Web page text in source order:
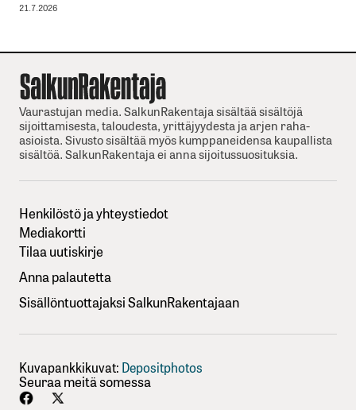
21.7.2026
Vaurastujan media. SalkunRakentaja sisältää sisältöjä
sijoittamisesta, taloudesta, yrittäjyydesta ja arjen raha-
asioista. Sivusto sisältää myös kumppaneidensa kaupallista
sisältöä. SalkunRakentaja ei anna sijoitussuosituksia.
Henkilöstö ja yhteystiedot
Mediakortti
Tilaa uutiskirje
Anna palautetta
Sisällöntuottajaksi SalkunRakentajaan
Kuvapankkikuvat: Depositphotos
Seuraa meitä somessa